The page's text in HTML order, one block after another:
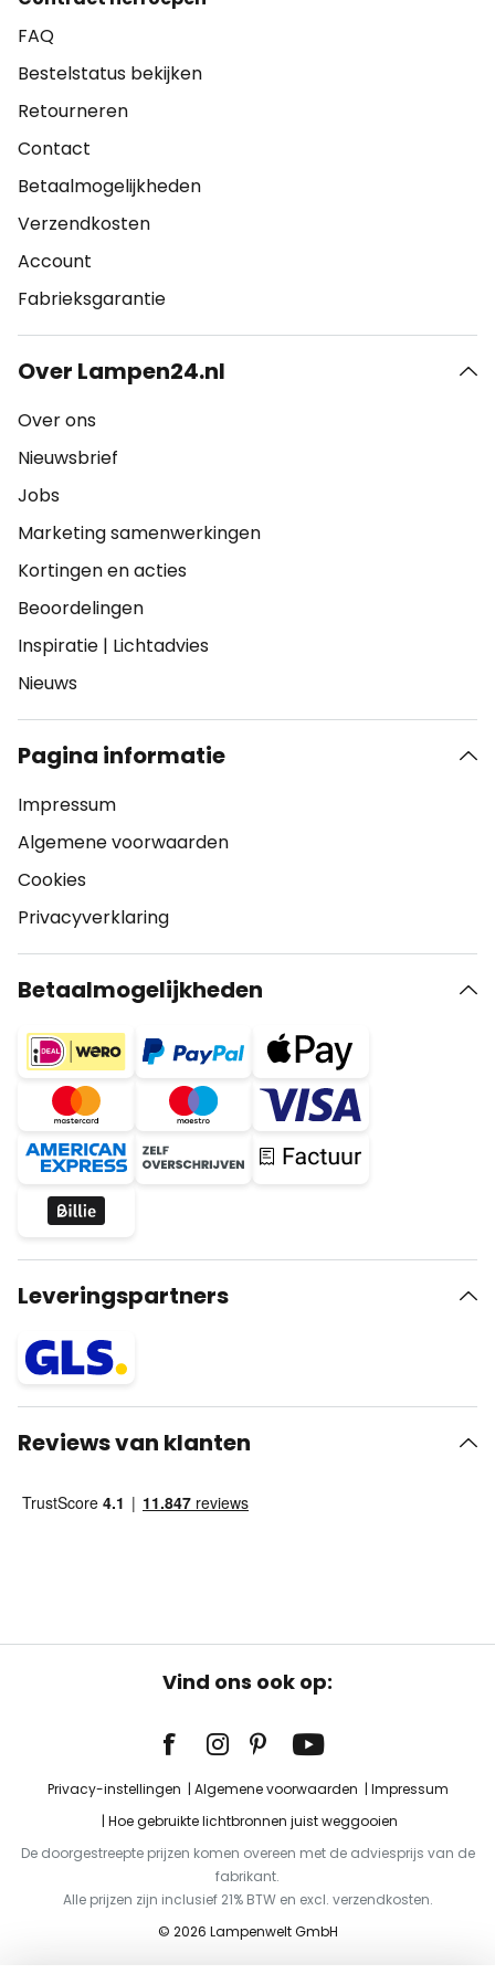
FAQ
Bestelstatus bekijken
Retourneren
Contact
Betaalmogelijkheden
Verzendkosten
Account
Fabrieksgarantie
Over Lampen24.nl
Over ons
Nieuwsbrief
Jobs
Marketing samenwerkingen
Kortingen en acties
Beoordelingen
Inspiratie | Lichtadvies
Nieuws
Pagina informatie
Impressum
Algemene voorwaarden
Cookies
Privacyverklaring
Betaalmogelijkheden
Leveringspartners
Reviews van klanten
Vind ons ook op:
Privacy-instellingen Algemene voorwaarden
Impressum
Hoe gebruikte lichtbronnen juist weggooien
De doorgestreepte prijzen komen overeen met de adviesprijs van de
fabrikant.
Alle prijzen zijn inclusief 21% BTW en excl. verzendkosten.
© 2026 Lampenwelt GmbH